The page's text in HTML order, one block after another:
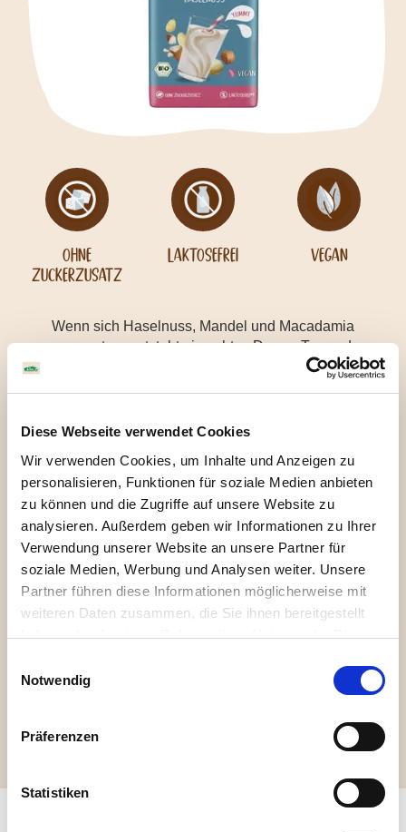
Diese Webseite verwendet Cookies
Wir verwenden Cookies, um Inhalte und Anzeigen zu
personalisieren, Funktionen für soziale Medien anbieten
zu können und die Zugriffe auf unsere Website zu
analysieren. Außerdem geben wir Informationen zu Ihrer
Verwendung unserer Website an unsere Partner für
soziale Medien, Werbung und Analysen weiter. Unsere
Partner führen diese Informationen möglicherweise mit
weiteren Daten zusammen, die Sie ihnen bereitgestellt
haben oder die sie im Rahmen Ihrer Nutzung der Dienste
Cookies, wenn Sie unsere Webseite weiterhin nutzen.
Notwendig
Präferenzen
Statistiken
Wenn sich Haselnuss, Mandel und Macadamia
zusammentun, entsteht ein echtes Dream-Team, denn
Ob im Müsli, im Kaffee oder einfach pur ist er der perfekte
des Tages.
Zutaten Allergene Nährwerte
Wasser, fermentierter DINKEL*, fermentierter
Reis*, HASELNÜSSE* (2%), fermentierter
MACADAMIANÜSSE* (0,5%), natürliches
enthält folgende allergene Zutaten: Gluten,
Ohne
Zuckerzusatz
Laktosefrei Vegan